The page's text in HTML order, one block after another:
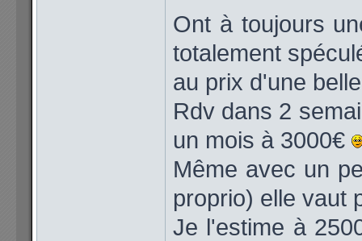
Ont à toujours
totalement
au prix d'une
Rdv dans 2
un mois à 3000€
Même avec un
proprio) elle vaut
Je l'estime à